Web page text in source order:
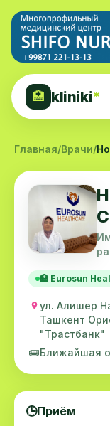
🏥 kliniki*
Главная/Врачи/
🏥 Eurosun
ул. Алишер
Ташкент
"Трастбанк"
🚌Ближайшая
🕒Приём